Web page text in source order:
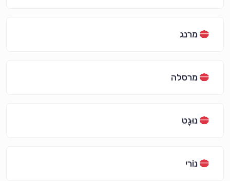
מרנג
מרסלה
נוּגָט
נוֹרי